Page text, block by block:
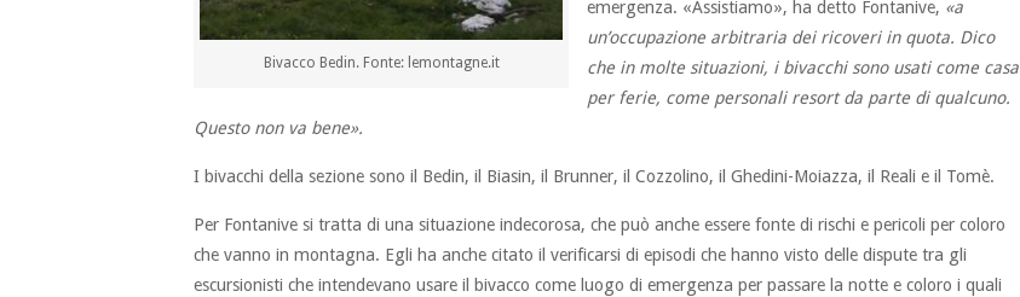
Bivacco Bedin. Fonte: lemontagne.it
emergenza. «Assistiamo», ha detto Fontanive, «a
un’occupazione arbitraria dei ricoveri in quota. Dico
che in molte situazioni, i bivacchi sono usati come casa
per ferie, come personali resort da parte di qualcuno.
Questo non va bene».
I bivacchi della sezione sono il Bedin, il Biasin, il Brunner, il Cozzolino, il Ghedini-Moiazza, il Reali e il Tomè.
Per Fontanive si tratta di una situazione indecorosa, che può anche essere fonte di rischi e pericoli per coloro
che vanno in montagna. Egli ha anche citato il verificarsi di episodi che hanno visto delle dispute tra gli
escursionisti che intendevano usare il bivacco come luogo di emergenza per passare la notte e coloro i quali